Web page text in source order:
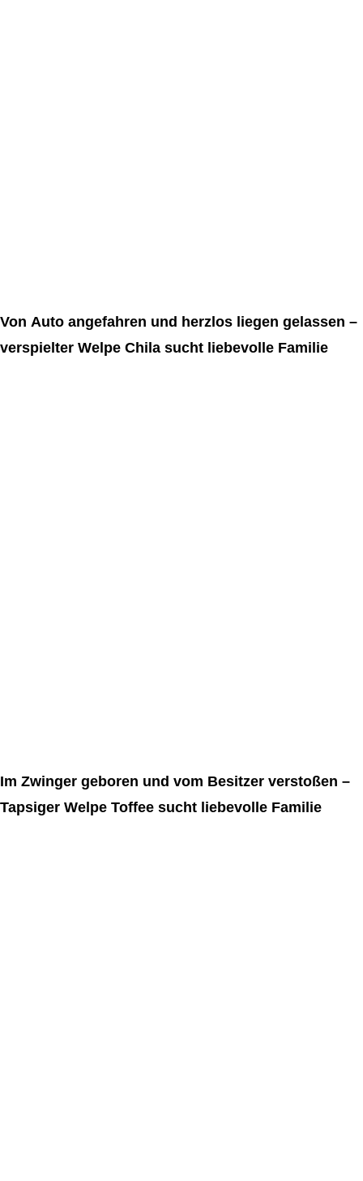
Von Auto angefahren und herzlos liegen gelassen –
verspielter Welpe Chila sucht liebevolle Familie
Im Zwinger geboren und vom Besitzer verstoßen –
Tapsiger Welpe Toffee sucht liebevolle Familie